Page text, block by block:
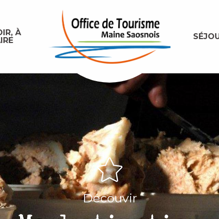
À
Découvir